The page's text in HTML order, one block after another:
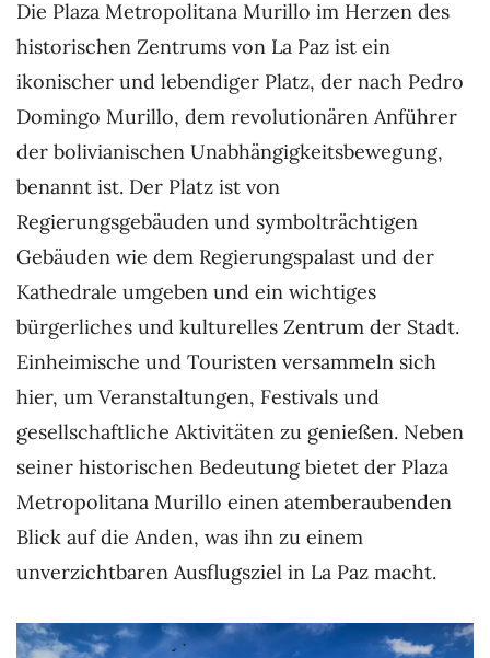
Die Plaza Metropolitana Murillo im Herzen des
historischen Zentrums von La Paz ist ein
ikonischer und lebendiger Platz, der nach Pedro
Domingo Murillo, dem revolutionären Anführer
der bolivianischen Unabhängigkeitsbewegung,
benannt ist. Der Platz ist von
Regierungsgebäuden und symbolträchtigen
Gebäuden wie dem Regierungspalast und der
Kathedrale umgeben und ein wichtiges
bürgerliches und kulturelles Zentrum der Stadt.
Einheimische und Touristen versammeln sich
hier, um Veranstaltungen, Festivals und
gesellschaftliche Aktivitäten zu genießen. Neben
seiner historischen Bedeutung bietet der Plaza
Metropolitana Murillo einen atemberaubenden
Blick auf die Anden, was ihn zu einem
unverzichtbaren Ausflugsziel in La Paz macht.